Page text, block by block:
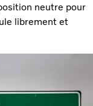
neutre pour
librement et